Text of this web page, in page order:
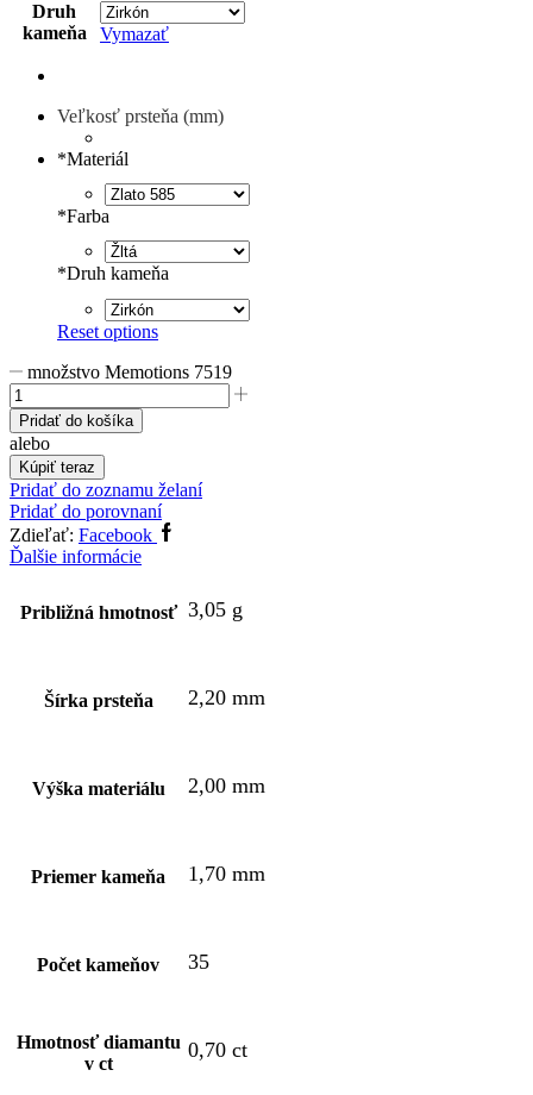
Druh
kameňa
Vymazať
Veľkosť prsteňa (mm)
*Materiál
*Farba
*Druh kameňa
Reset options
množstvo Memotions 7519
Pridať do košíka
alebo
Kúpiť teraz
Pridať do zoznamu želaní
Pridať do porovnaní
Zdieľať: Facebook
Ďalšie informácie
Približná hmotnosť 3,05 g
Šírka prsteňa 2,20 mm
Výška materiálu 2,00 mm
Priemer kameňa 1,70 mm
Počet kameňov 35
Hmotnosť diamantu
v ct
0,70 ct